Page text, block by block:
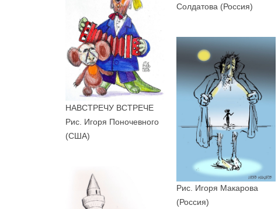
Солдатова (Россия)
НАВСТРЕЧУ ВСТРЕЧЕ
Рис. Игоря Поночевного
(США)
Рис. Игоря Макарова
(Россия)